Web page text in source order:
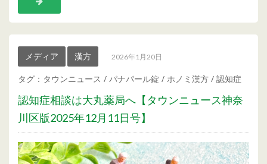
メディア 漢方 2026年1月20日
タグ： タウンニュース / パナパール錠 / ホノミ漢方 / 認知症
認知症相談は大丸薬局へ【タウンニュース神奈
川区版2025年12月11日号】